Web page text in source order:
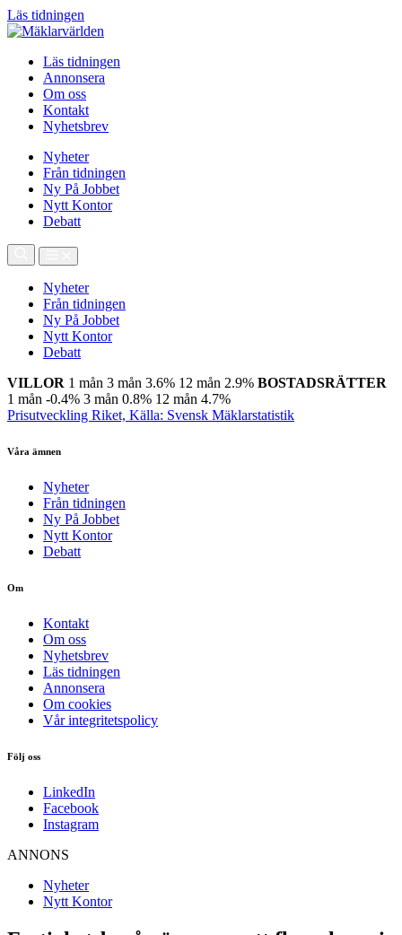
Läs tidningen
Läs tidningen
Annonsera
Om oss
Kontakt
Nyhetsbrev
Nyheter
Från tidningen
Ny På Jobbet
Nytt Kontor
Debatt
Nyheter
Från tidningen
Ny På Jobbet
Nytt Kontor
Debatt
VILLOR 1 mån 3 mån 3.6% 12 mån 2.9% BOSTADSRÄTTER
1 mån -0.4% 3 mån 0.8% 12 mån 4.7%
Prisutveckling Riket, Källa: Svensk Mäklarstatistik
Våra ämnen
Nyheter
Från tidningen
Ny På Jobbet
Nytt Kontor
Debatt
Om
Kontakt
Om oss
Nyhetsbrev
Läs tidningen
Annonsera
Om cookies
Vår integritetspolicy
Följ oss
LinkedIn
Facebook
Instagram
ANNONS
Nyheter
Nytt Kontor